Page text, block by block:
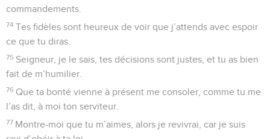
commandements.
74 Tes fidèles sont heureux de voir que j’attends avec espoir
ce que tu diras.
75 Seigneur, je le sais, tes décisions sont justes, et tu as bien
fait de m’humilier.
76 Que ta bonté vienne à présent me consoler, comme tu me
l’as dit, à moi ton serviteur.
77 Montre-moi que tu m’aimes, alors je revivrai, car je suis